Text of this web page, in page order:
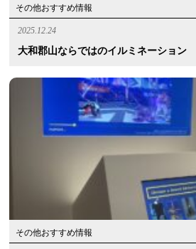
その他おすすめ情報
2025.12.24
大和郡山ならではのイルミネーション
その他おすすめ情報